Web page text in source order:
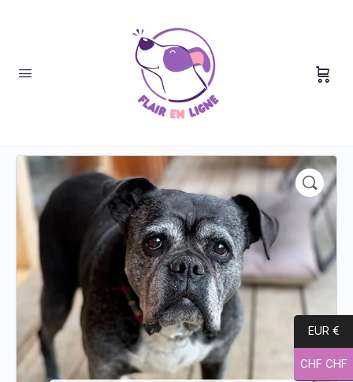
/ Webinaire : Le vieillissement du
EUR €
CHF CHF